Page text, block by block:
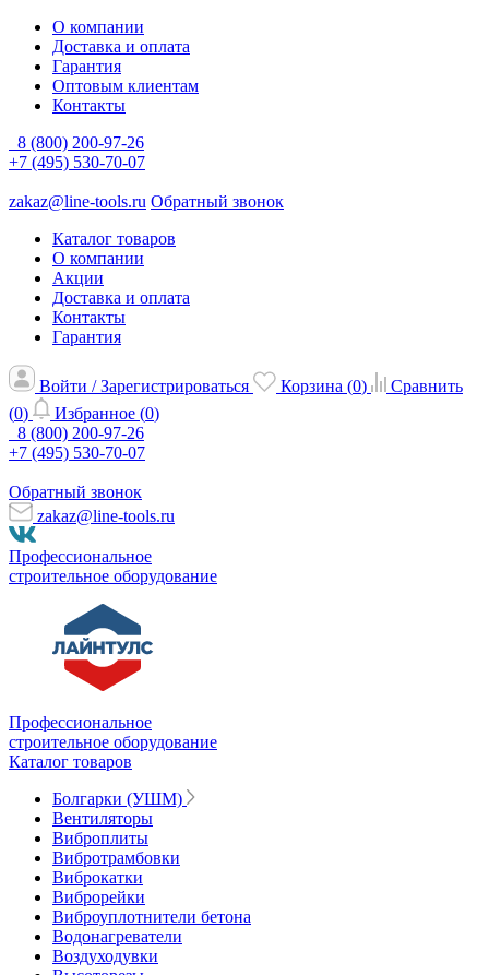
О компании
Доставка и оплата
Гарантия
Оптовым клиентам
Контакты
8 (800) 200-97-26
+7 (495) 530-70-07
zakaz@line-tools.ru Обратный звонок
Каталог товаров
О компании
Акции
Доставка и оплата
Контакты
Гарантия
Войти / Зарегистрироваться Корзина (0)
Сравнить
(0) Избранное (0)
8 (800) 200-97-26
+7 (495) 530-70-07
Обратный звонок
zakaz@line-tools.ru
Профессиональное
строительное оборудование
Профессиональное
строительное оборудование
Каталог товаров
Болгарки (УШМ)
Вентиляторы
Виброплиты
Вибротрамбовки
Виброкатки
Виброрейки
Виброуплотнители бетона
Водонагреватели
Воздуходувки